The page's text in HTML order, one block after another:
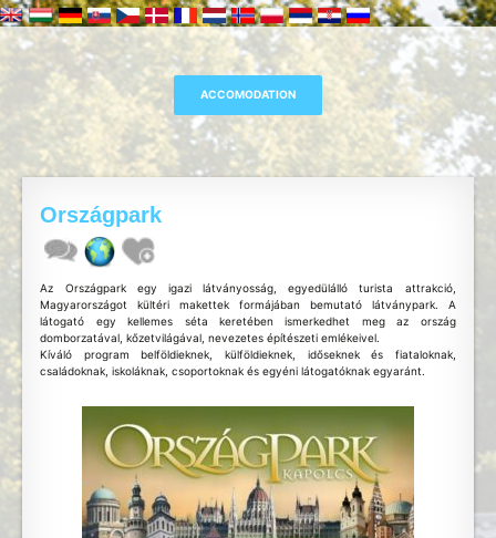
Országpark
Az Országpark egy igazi látványosság, egyedülálló turista attrakció,
Magyarországot kültéri makettek formájában bemutató látványpark. A
látogató egy kellemes séta keretében ismerkedhet meg az ország
domborzatával, kőzetvilágával, nevezetes építészeti emlékeivel.
Kíváló program belföldieknek, külföldieknek, időseknek és fiataloknak,
családoknak, iskoláknak, csoportoknak és egyéni látogatóknak egyaránt.